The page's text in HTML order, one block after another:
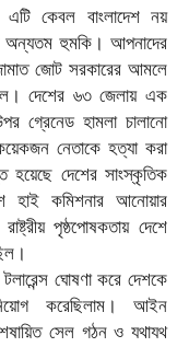
কেবল বাংলাদেশ নয়
অন্যতম হুমকি। আপনাদের
জোট সরকারের আমলে
দেশের ৬৩ জেলায় এক
গ্রেনেড হামলা চালানো
নেতাকে হত্যা করা
হয়েছে দেশের সাংস্কৃতিক
হাই কমিশনার আনোয়ার
পৃষ্ঠপোষকতায় দেশে
ঘোষণা করে দেশকে
করেছিলাম। আইন
সেল গঠন ও যথাযথ